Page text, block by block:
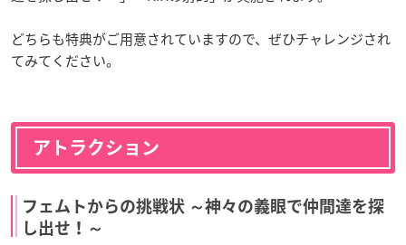
どちらも特典がご用意されていますので、ぜひチャレンジされ
てみてください。
アトラクション
フェムトからの挑戦状 ～神々の義眼で仲間達を探
し出せ！～